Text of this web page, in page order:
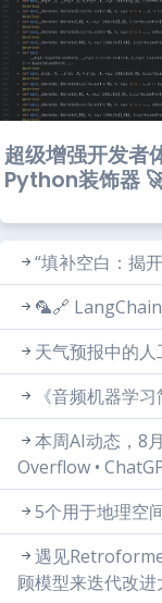
超级增强开发者
Python装饰器
“填补空白：揭
🦜🔗
天气预报中的
《音频机器学习
本周AI动态，8
Overflow •
5个用于地理空
遇见
顾模型来迭代改